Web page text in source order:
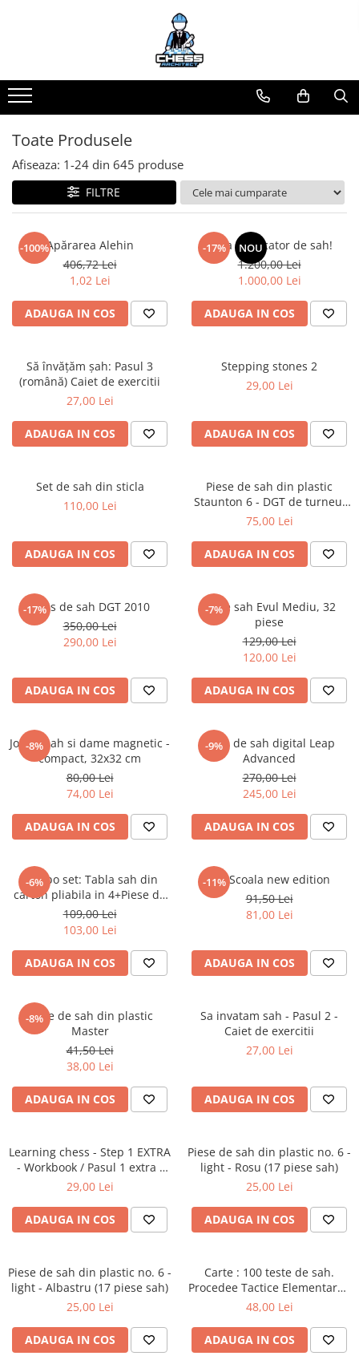
Materiale Șahiste
Accesorii
Accesorii tabla
Biografice
Biografice
Ceasuri Pentru Diverse Jocuri
Ceasuri
Tabla De Sah Din Lemn
Cluburi Si Scoli
Colectie De Partide
colectie de partide
Deschideri
Finaluri
Instruire Generala
Lemn De Sheesham
Piese de sah DGT
Piese De Sah Tematice Din Plastic
Piese Din Lemn
Piese Din Plastic
Piese sah electronice
Piese Sah Tematice
Piese Sah Tematice Din Metal
Sah Magnetic India
Set Sah + Table/backgammon
Seturi Sah
Ceasuri De Sah Digitale
Seturi Sah Tematice
Step 1
Step 3
Step 4
Step 6
Tabla De Demonstratie
Caiete Partida
Carti De Sah
Produse Digitale
Conținut Video
Faza 1
Universul Chess Architect
Kit Chess Architect
Experiențe Șahiste
Toate Produsele
Afiseaza: 1-24 din 645 produse
FILTRE
-100%Apărarea Alehin
406,72 Lei
1,02 Lei
ADAUGA IN COS
-17% NOU
Viata de jucator de sah!
1.200,00 Lei
1.000,00 Lei
ADAUGA IN COS
Să învățăm șah: Pasul 3
(română) Caiet de exercitii
27,00 Lei
ADAUGA IN COS
Stepping stones 2
29,00 Lei
ADAUGA IN COS
Set de sah din sticla
110,00 Lei
ADAUGA IN COS
Piese de sah din plastic
Staunton 6 - DGT de turneu,
in punga
75,00 Lei
ADAUGA IN COS
-17%
Ceas de sah DGT 2010
350,00 Lei
290,00 Lei
ADAUGA IN COS
-7%
Piese sah Evul Mediu, 32
piese
129,00 Lei
120,00 Lei
ADAUGA IN COS
-8%
Joc de sah si dame magnetic -
compact, 32x32 cm
80,00 Lei
74,00 Lei
ADAUGA IN COS
-9%
Ceas de sah digital Leap
Advanced
270,00 Lei
245,00 Lei
ADAUGA IN COS
-6%
Combo set: Tabla sah din
carton pliabila in 4+Piese de
sah din plastic no. 6 -
weighted
109,00 Lei
103,00 Lei
ADAUGA IN COS
-11%
Set Scoala new edition
91,50 Lei
81,00 Lei
ADAUGA IN COS
-8%
Piese de sah din plastic
Master
41,50 Lei
38,00 Lei
ADAUGA IN COS
Sa invatam sah - Pasul 2 -
Caiet de exercitii
27,00 Lei
ADAUGA IN COS
Learning chess - Step 1 EXTRA
- Workbook / Pasul 1 extra -
Caiet de exercitii
29,00 Lei
ADAUGA IN COS
Piese de sah din plastic no. 6 -
light - Rosu (17 piese sah)
25,00 Lei
ADAUGA IN COS
Piese de sah din plastic no. 6 -
light - Albastru (17 piese sah)
25,00 Lei
ADAUGA IN COS
Carte : 100 teste de sah.
Procedee Tactice Elementare /
M. Ceteras
48,00 Lei
ADAUGA IN COS